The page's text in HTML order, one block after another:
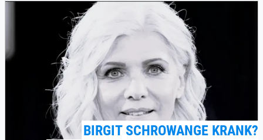
BIRGIT SCHROWANGE KRANK?